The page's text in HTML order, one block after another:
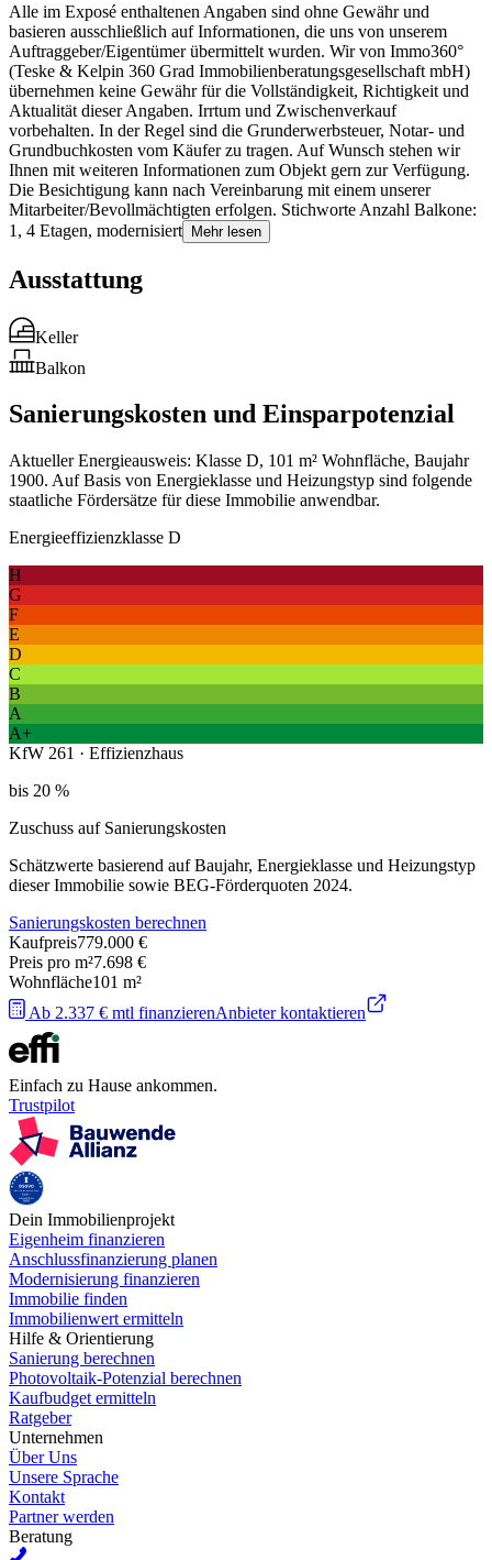
Alle im Exposé enthaltenen Angaben sind ohne Gewähr und
basieren ausschließlich auf Informationen, die uns von unserem
Auftraggeber/Eigentümer übermittelt wurden. Wir von Immo360°
(Teske & Kelpin 360 Grad Immobilienberatungsgesellschaft mbH)
übernehmen keine Gewähr für die Vollständigkeit, Richtigkeit und
Aktualität dieser Angaben. Irrtum und Zwischenverkauf
vorbehalten. In der Regel sind die Grunderwerbsteuer, Notar- und
Grundbuchkosten vom Käufer zu tragen. Auf Wunsch stehen wir
Ihnen mit weiteren Informationen zum Objekt gern zur Verfügung.
Die Besichtigung kann nach Vereinbarung mit einem unserer
Mitarbeiter/Bevollmächtigten erfolgen. Stichworte Anzahl Balkone:
1, 4 Etagen, modernisiert Mehr lesen
Ausstattung
Keller
Balkon
Sanierungskosten und Einsparpotenzial
Aktueller Energieausweis: Klasse D, 101 m² Wohnfläche, Baujahr
1900. Auf Basis von Energieklasse und Heizungstyp sind folgende
staatliche Fördersätze für diese Immobilie anwendbar.
Energieeffizienzklasse D
H
G
F
E
D
C
B
A
A+
KfW 261 · Effizienzhaus
bis 20 %
Zuschuss auf Sanierungskosten
Schätzwerte basierend auf Baujahr, Energieklasse und Heizungstyp
dieser Immobilie sowie BEG-Förderquoten 2024.
Sanierungskosten berechnen
Kaufpreis779.000 €
Preis pro m²7.698 €
Wohnfläche101 m²
Ab 2.337 € mtl finanzierenAnbieter kontaktieren
Einfach zu Hause ankommen.
Trustpilot
Dein Immobilienprojekt
Eigenheim finanzieren
Anschlussfinanzierung planen
Modernisierung finanzieren
Immobilie finden
Immobilienwert ermitteln
Hilfe & Orientierung
Sanierung berechnen
Photovoltaik-Potenzial berechnen
Kaufbudget ermitteln
Ratgeber
Unternehmen
Über Uns
Unsere Sprache
Kontakt
Partner werden
Beratung